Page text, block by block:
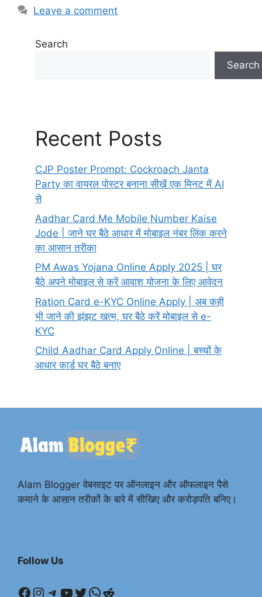
Leave a comment
Search
Search
Recent Posts
CJP Poster Prompt: Cockroach Janta
Party का वायरल पोस्टर बनाना सीखें एक मिनट में AI
से
Aadhar Card Me Mobile Number Kaise
Jode | जाने घर बैठे आधार में मोबाइल नंबर लिंक करने
का आसान तरीका
PM Awas Yojana Online Apply 2025 | घर
बैठे अपने मोबाइल से करें आवाश योजना के लिए आवेदन
Ration Card e-KYC Online Apply | अब कही
भी जाने की झंझट खत्म, घर बैठे करें मोबाइल से e-
KYC
Child Aadhar Card Apply Online | बच्चों के
आधार कार्ड घर बैठे बनाए
Alam Blogger वेबसाइट पर ऑनलाइन और ऑफलाइन पैसे
कमाने के आसान तरीकों के बारे में सीखिए और करोड़पति बनिए।
Follow Us
Facebook
Instagram
Telegram
YouTube
Twitter
WhatsApp
Reddit